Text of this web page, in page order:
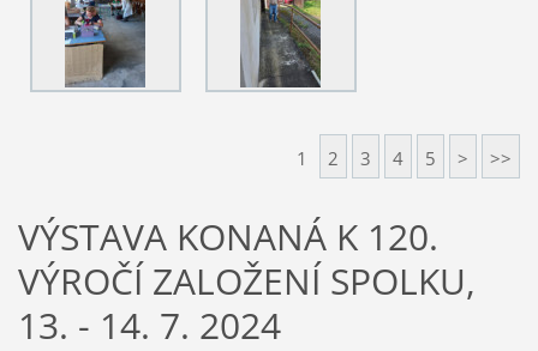
1 2 3 4 5 > >>
VÝSTAVA KONANÁ K 120.
VÝROČÍ ZALOŽENÍ SPOLKU,
13. - 14. 7. 2024